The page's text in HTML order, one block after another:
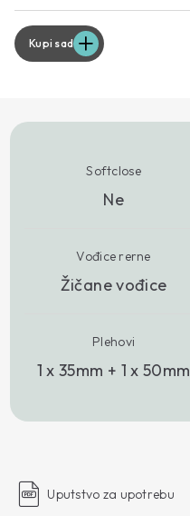
Kupi sad
Softclose
Ne
Vođice rerne
Žičane vođice
Plehovi
1 x 35mm + 1 x 50mm
Uputstvo za upotrebu